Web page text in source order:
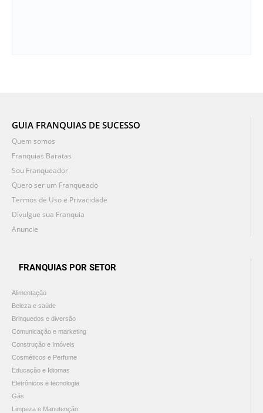
GUIA FRANQUIAS DE SUCESSO
Quem somos
Franquias Baratas
Sou Franqueador
Quero ser um Franqueado
Termos de Uso e Privacidade
Divulgue sua Franquia
Anuncie
FRANQUIAS POR SETOR
Alimentação
Beleza e saúde
Brinquedos e diversão
Comunicação e marketing
Construção e Imóveis
Cosméticos e Perfume
Educação e Idiomas
Eletrônicos e tecnologia
Gás
Limpeza e Manutenção